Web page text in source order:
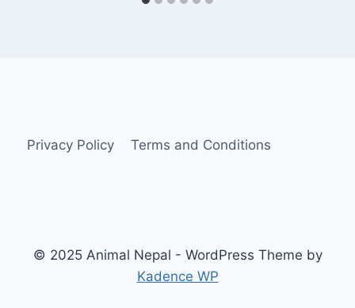
Privacy Policy Terms and Conditions
© 2025 Animal Nepal - WordPress Theme by
Kadence WP